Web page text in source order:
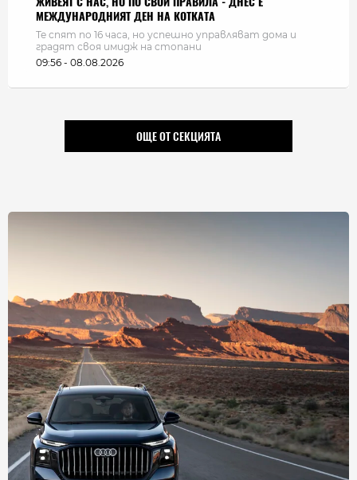
МЕЖДУНАРОДНИЯТ ДЕН НА КОТКАТА
Те спят по 16 часа, но успешно управляват дома и
градят своя имидж на стопани
09:56 - 08.08.2026
ОЩЕ ОТ СЕКЦИЯТА